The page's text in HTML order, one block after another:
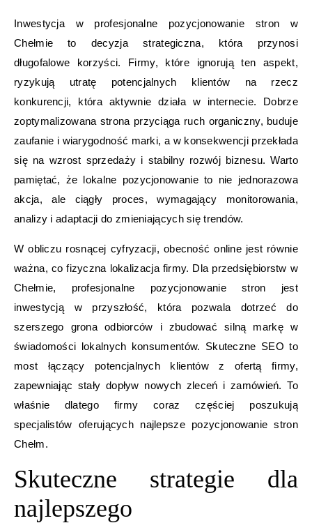
Inwestycja w profesjonalne pozycjonowanie stron w
Chełmie to decyzja strategiczna, która przynosi
długofalowe korzyści. Firmy, które ignorują ten aspekt,
ryzykują utratę potencjalnych klientów na rzecz
konkurencji, która aktywnie działa w internecie. Dobrze
zoptymalizowana strona przyciąga ruch organiczny, buduje
zaufanie i wiarygodność marki, a w konsekwencji przekłada
się na wzrost sprzedaży i stabilny rozwój biznesu. Warto
pamiętać, że lokalne pozycjonowanie to nie jednorazowa
akcja, ale ciągły proces, wymagający monitorowania,
analizy i adaptacji do zmieniających się trendów.
W obliczu rosnącej cyfryzacji, obecność online jest równie
ważna, co fizyczna lokalizacja firmy. Dla przedsiębiorstw w
Chełmie, profesjonalne pozycjonowanie stron jest
inwestycją w przyszłość, która pozwala dotrzeć do
szerszego grona odbiorców i zbudować silną markę w
świadomości lokalnych konsumentów. Skuteczne SEO to
most łączący potencjalnych klientów z ofertą firmy,
zapewniając stały dopływ nowych zleceń i zamówień. To
właśnie dlatego firmy coraz częściej poszukują
specjalistów oferujących najlepsze pozycjonowanie stron
Chełm.
Skuteczne strategie dla
najlepszego